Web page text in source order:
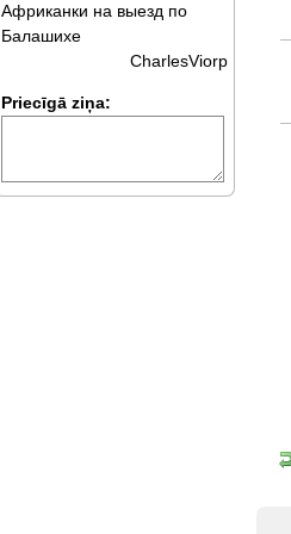
Африканки на выезд по
Балашихе
CharlesViorp
Priecīgā ziņa: